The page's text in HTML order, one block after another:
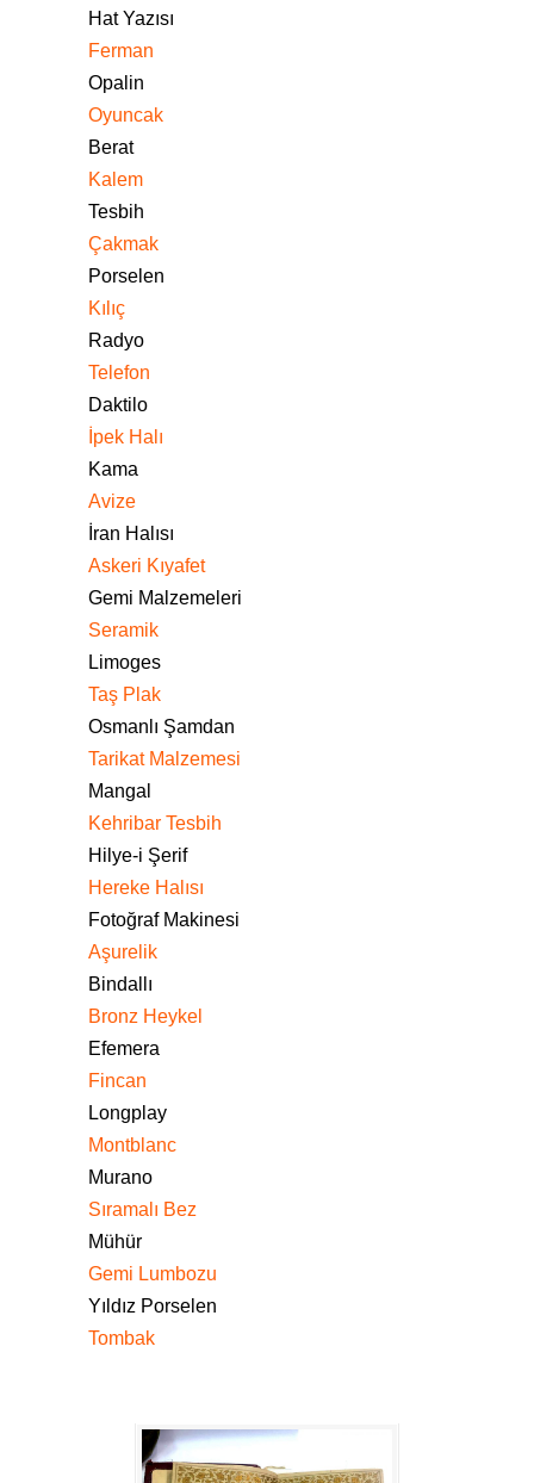
Hat Yazısı
Ferman
Opalin
Oyuncak
Berat
Kalem
Tesbih
Çakmak
Porselen
Kılıç
Radyo
Telefon
Daktilo
İpek Halı
Kama
Avize
İran Halısı
Askeri Kıyafet
Gemi Malzemeleri
Seramik
Limoges
Taş Plak
Osmanlı Şamdan
Tarikat Malzemesi
Mangal
Kehribar Tesbih
Hilye-i Şerif
Hereke Halısı
Fotoğraf Makinesi
Aşurelik
Bindallı
Bronz Heykel
Efemera
Fincan
Longplay
Montblanc
Murano
Sıramalı Bez
Mühür
Gemi Lumbozu
Yıldız Porselen
Tombak